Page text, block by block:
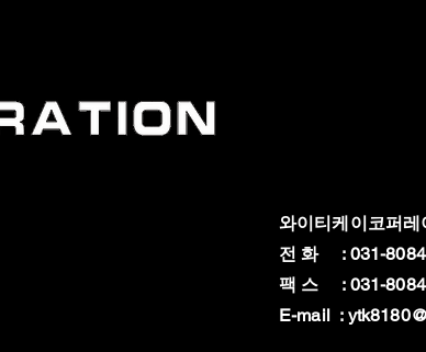
와이티케이코퍼레
전 화 : 031-
팩 스 : 031-
E-mail :